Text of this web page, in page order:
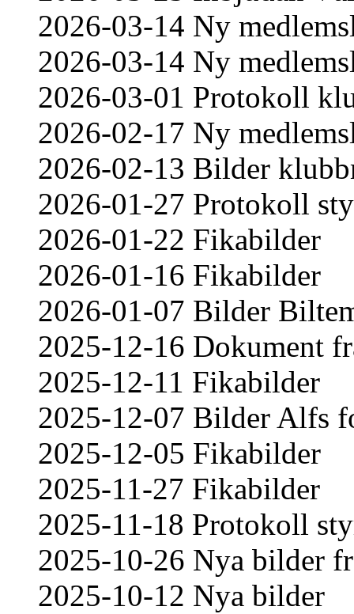
2026-03-14 Ny
2026-03-14 Ny
2026-03-01 Protokoll
2026-02-17 Ny
2026-02-13 Bilder
2026-01-27 Protokoll
2026-01-22 Fikabilder
2026-01-16 Fikabilder
2026-01-07 Bilder
2025-12-16 Dokument
2025-12-11 Fikabilder
2025-12-07 Bilder Alfs
2025-12-05 Fikabilder
2025-11-27 Fikabilder
2025-11-18 Protokoll
2025-10-26 Nya bilder
2025-10-12 Nya bilder